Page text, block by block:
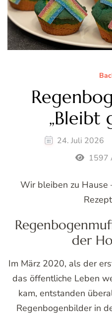
„Bleibt
24. Juli 2026
1597
Wir bleiben zu Hause
der
Im März 2020, als der
das öffentliche Leben
kam, entstanden
Regenbogenbilder in